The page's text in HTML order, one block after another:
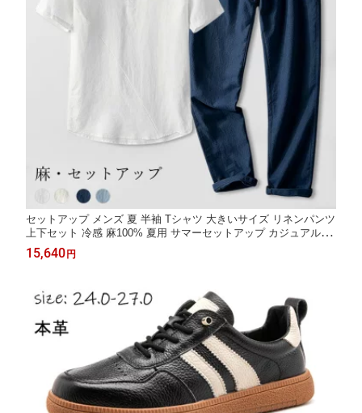
セットアップ メンズ 夏 半袖 Tシャツ 大きいサイズ リネンパンツ
上下セット 冷感 麻100% 夏用 サマーセットアップ カジュアル 通
気性 薄手 涼しい 快適 無地 男性用ズボン イージーパンツ 春服 夏
服 秋服 メンズファッション 父の日 誕生日 プレゼント
15,640 円